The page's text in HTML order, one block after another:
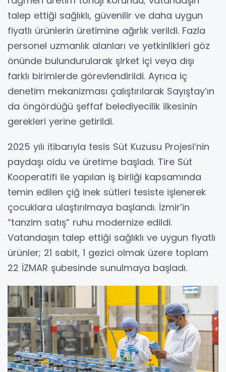
talep ettiği sağlıklı, güvenilir ve daha uygun
fiyatlı ürünlerin üretimine ağırlık verildi. Fazla
personel uzmanlık alanları ve yetkinlikleri göz
önünde bulundurularak şirket içi veya dışı
farklı birimlerde görevlendirildi. Ayrıca iç
denetim mekanizması çalıştırılarak Sayıştay’ın
da öngördüğü şeffaf belediyecilik ilkesinin
gerekleri yerine getirildi.
2025 yılı itibarıyla tesis Süt Kuzusu Projesi’nin
paydaşı oldu ve üretime başladı. Tire Süt
Kooperatifi ile yapılan iş birliği kapsamında
temin edilen çiğ inek sütleri tesiste işlenerek
çocuklara ulaştırılmaya başlandı. İzmir’in
“tanzim satış” ruhu modernize edildi.
Vatandaşın talep ettiği sağlıklı ve uygun fiyatlı
ürünler; 21 sabit, 1 gezici olmak üzere toplam
22 İZMAR şubesinde sunulmaya başladı.